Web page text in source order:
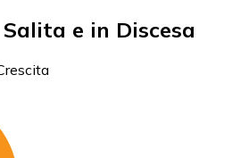
e in Discesa